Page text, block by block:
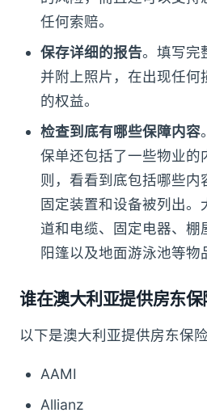
任何索赔。
保存详细的报告。填写完
并附上照片，在出现任何
的权益。
检查到底有哪些保障内容
保单还包括了一些物业的
则，看看到底包括哪些内
固定装置和设备被列出。
道和电缆、固定电器、棚
阳篷以及地面游泳池等物
谁在澳大利亚提供房东保
以下是澳大利亚提供房东保
AAMI
Allianz